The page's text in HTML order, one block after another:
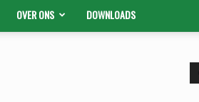
OVER ONS DOWNLOADS